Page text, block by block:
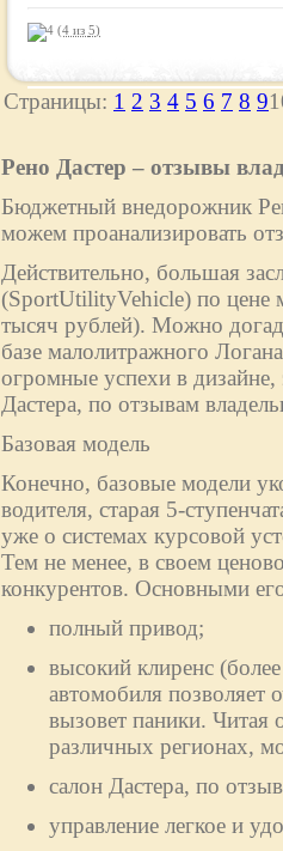
(4 из 5)
Страницы: 1 2 3 4 5 6 7 8 9
Рено Дастер – отзывы
Бюджетный внедорожник
можем проанализировать
Действительно, большая
(SportUtilityVehicle) по цене
тысяч рублей). Можно
базе малолитражного
огромные успехи в
Дастера, по отзывам
Базовая модель
Конечно, базовые модели
водителя, старая 5-
уже о системах курсовой
Тем не менее, в своем
конкурентов. Основными
полный привод;
высокий клиренс
автомобиля позволяет
вызовет паники. Читая
различных регионах,
салон Дастера, по
управление легкое и